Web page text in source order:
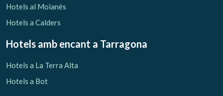
Hotels al Moianès
Hotels a Calders
Hotels amb encant a Tarragona
Hotels a La Terra Alta
Hotels a Bot